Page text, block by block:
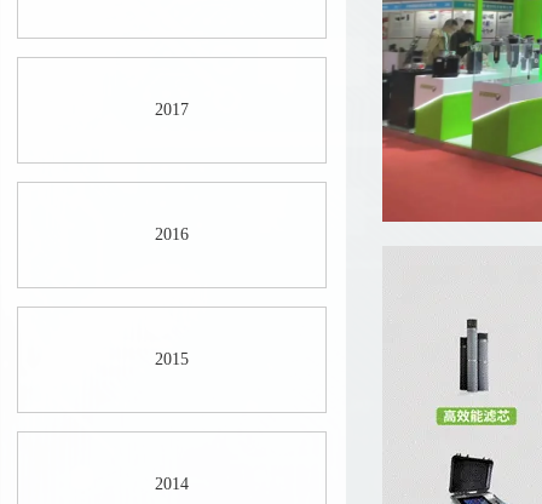
2017
2016
2015
2014